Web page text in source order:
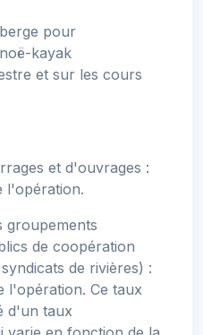
pour
kayak
et sur les cours
et d'ouvrages :
l'opération.
groupements
de coopération
de rivières) :
l'opération. Ce taux
d'un taux